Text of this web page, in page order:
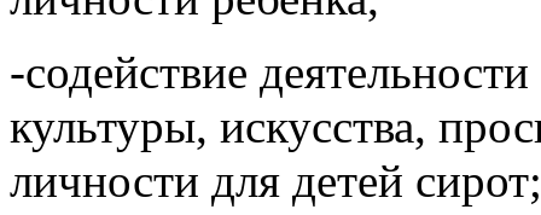
-содействие
культуры, искусства,
личности для детей сирот;